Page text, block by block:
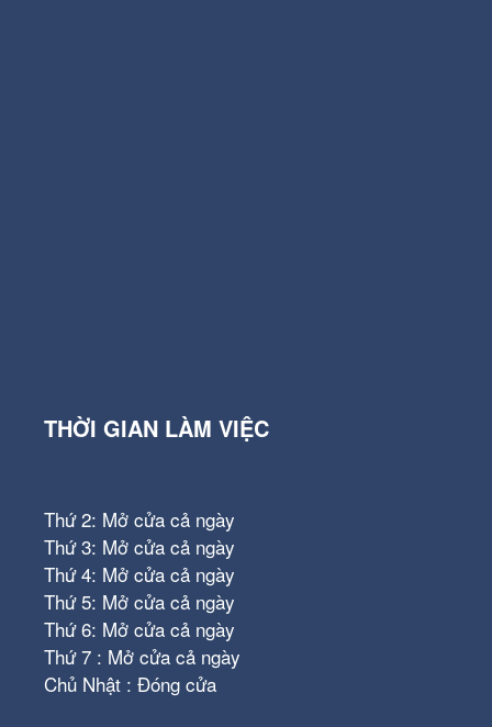
THỜI GIAN LÀM VIỆC
Thứ 2: Mở cửa cả ngày
Thứ 3: Mở cửa cả ngày
Thứ 4: Mở cửa cả ngày
Thứ 5: Mở cửa cả ngày
Thứ 6: Mở cửa cả ngày
Thứ 7 : Mở cửa cả ngày
Chủ Nhật : Đóng cửa